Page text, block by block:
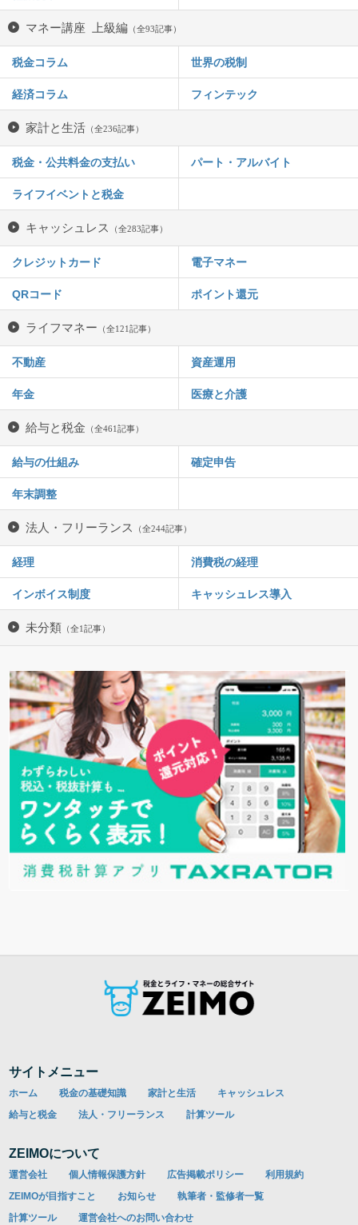
マネー講座 上級編 （全93記事）
税金コラム 世界の税制
経済コラム フィンテック
家計と生活 （全236記事）
税金・公共料金の支払い パート・アルバイト
ライフイベントと税金
キャッシュレス （全283記事）
クレジットカード 電子マネー
QRコード ポイント還元
ライフマネー （全121記事）
不動産 資産運用
年金 医療と介護
給与と税金 （全461記事）
給与の仕組み 確定申告
年末調整
法人・フリーランス （全244記事）
経理 消費税の経理
インボイス制度 キャッシュレス導入
未分類 （全1記事）
サイトメニュー
ホーム 税金の基礎知識 家計と生活
キャッシュレス
給与と税金
法人・フリーランス 計算ツール
ZEIMOについて
運営会社 個人情報保護方針 広告掲載ポリシー
利用規約
ZEIMOが目指すこと
お知らせ
執筆者・監修者一覧
計算ツール
運営会社へのお問い合わせ